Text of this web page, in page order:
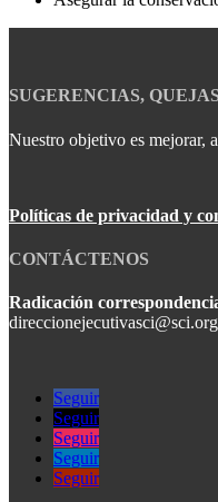
SUGERENCIAS,
Nuestro objetivo es mejorar,
Políticas de privacidad y
CONTÁCTENOS
Radicación
Seguir
Seguir
Seguir
Seguir
Seguir